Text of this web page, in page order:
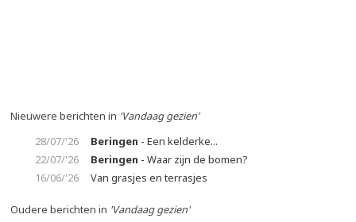
Nieuwere berichten in 'Vandaag gezien'
28/07/'26
Beringen - Een kelderke...
22/07/'26
Beringen - Waar zijn de bomen?
16/06/'26
Van grasjes en terrasjes
Oudere berichten in 'Vandaag gezien'